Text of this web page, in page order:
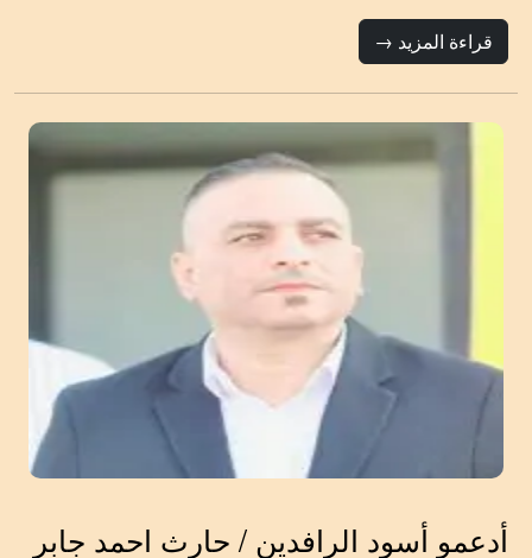
قراءة المزيد →
أدعمو أسود الرافدين / حارث احمد جابر